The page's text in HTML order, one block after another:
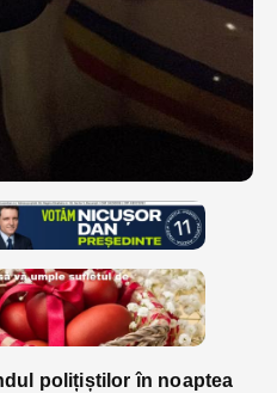
polițiștilor în noaptea